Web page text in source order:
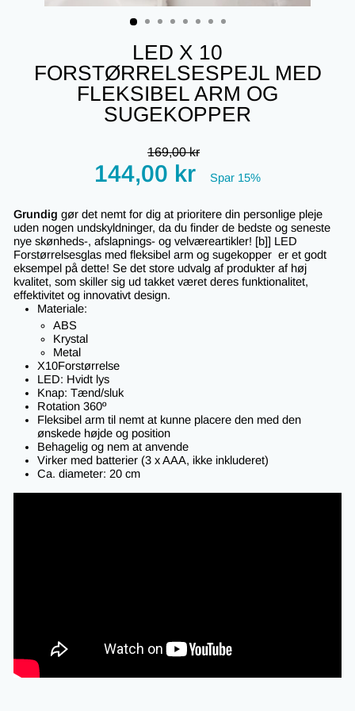
(ESC)
LED X 10
FORSTØRRELSESPEJL MED
FLEKSIBEL ARM OG
SUGEKOPPER
Regular
price
169,00 kr
Tilbudspris
144,00 kr Spar 15%
Grundig gør det nemt for dig at prioritere din personlige pleje
uden nogen undskyldninger, da du finder de bedste og seneste
nye skønheds-, afslapnings- og velværeartikler! [b]] LED
Forstørrelsesglas med fleksibel arm og sugekopper er et godt
eksempel på dette! Se det store udvalg af produkter af høj
kvalitet, som skiller sig ud takket været deres funktionalitet,
effektivitet og innovativt design.
Materiale:
ABS
Krystal
Metal
X10Forstørrelse
LED: Hvidt lys
Knap: Tænd/sluk
Rotation 360º
Fleksibel arm til nemt at kunne placere den med den
ønskede højde og position
Behagelig og nem at anvende
Virker med batterier (3 x AAA, ikke inkluderet)
Ca. diameter: 20 cm